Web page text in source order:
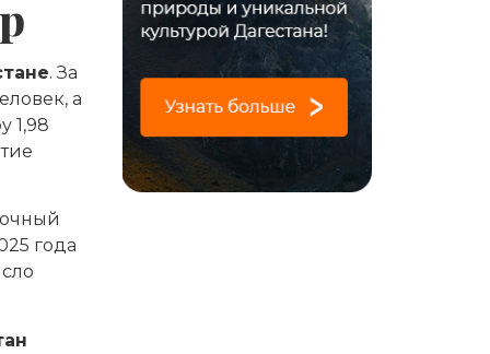
. За
а
1,98
года